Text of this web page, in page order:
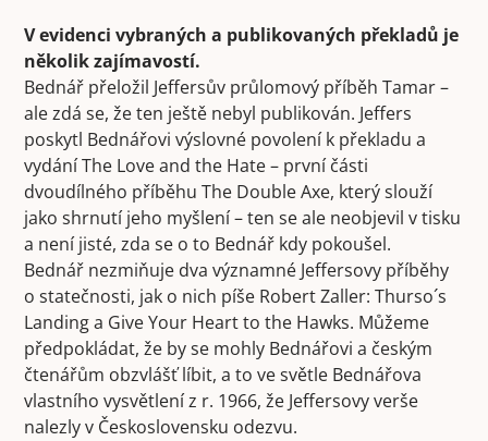
V evidenci vybraných a publikovaných překladů je
několik zajímavostí.
Bednář přeložil Jeffersův průlomový příběh Tamar –
ale zdá se, že ten ještě nebyl publikován. Jeffers
poskytl Bednářovi výslovné povolení k překladu a
vydání The Love and the Hate – první části
dvoudílného příběhu The Double Axe, který slouží
jako shrnutí jeho myšlení – ten se ale neobjevil v tisku
a není jisté, zda se o to Bednář kdy pokoušel.
Bednář nezmiňuje dva významné Jeffersovy příběhy
o statečnosti, jak o nich píše Robert Zaller: Thurso´s
Landing a Give Your Heart to the Hawks. Můžeme
předpokládat, že by se mohly Bednářovi a českým
čtenářům obzvlášť líbit, a to ve světle Bednářova
vlastního vysvětlení z r. 1966, že Jeffersovy verše
nalezly v Československu odezvu.